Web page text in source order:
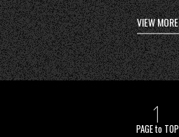
VIEW MORE
PAGE to TOP